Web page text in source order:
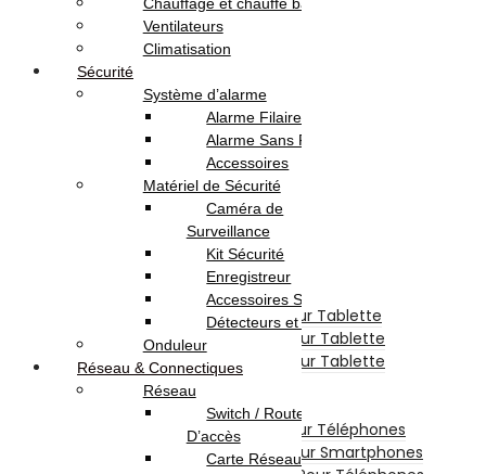
Webcam
Logiciels
Microsoft
Serveurs Informatique
Onduleur
Téléphonie & Tablette
Téléphone Portable
Smartphone
Téléphone Fixe
Tablette Tactile
Tablette
Tablette Graphique
Etui De Protection Pour Tablette
Chargeur Et Cable Pour Tablette
Film De Protection Pour Tablette
Divers Pour Tablette
Accessoires Téléphones
Etui De Protection Pour Téléphones
Film De Protection Pour Smartphones
Ventilateurs
Climatisation
Sécurité
Système d’alarme
Alarme Filaire
Alarme Sans Fil
Accessoires
Matériel de Sécurité
Caméra de
Surveillance
Kit Sécurité
Enregistreur
Accessoires Sécurité
Détecteurs et Capteurs
Onduleur
Réseau & Connectiques
Réseau
Switch / Routeurs / Point
D’accès
Carte Réseau